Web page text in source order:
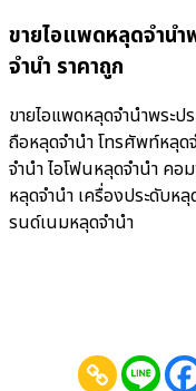
ขายไอแพดหลุดจำนำ
จำนำ ราคาถูก
ขายไอแพดหลุดจำนำพระป
ถือหลุดจำนำ โทรศัพท์หลุด
จำนำ ไอโฟนหลุดจำนำ ค
หลุดจำนำ เครื่องประดับห
รนด์เนมหลุดจำนำ